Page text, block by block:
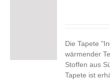
Die Tapete
wärmender
Stoffen aus
Tapete ist